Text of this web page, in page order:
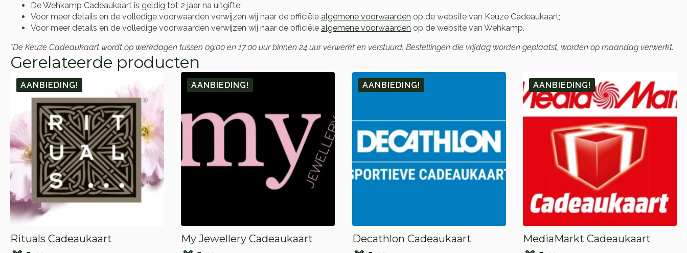
De Wehkamp Cadeaukaart is geldig tot 2 jaar na uitgifte;
Voor meer details en de volledige voorwaarden verwijzen wij naar de officiële algemene voorwaarden op de website van Keuze Cadeaukaart;
Voor meer details en de volledige voorwaarden verwijzen wij naar de officiële algemene voorwaarden op de website van Wehkamp.
*De Keuze Cadeaukaart wordt op werkdagen tussen 09:00 en 17:00 uur binnen 24 uur verwerkt en verstuurd. Bestellingen die vrijdag worden geplaatst, worden op maandag verwerkt.
Gerelateerde producten
AANBIEDING!
Rituals Cadeaukaart
AANBIEDING!
My Jewellery Cadeaukaart
AANBIEDING!
Decathlon Cadeaukaart
AANBIEDING!
MediaMarkt Cadeaukaart